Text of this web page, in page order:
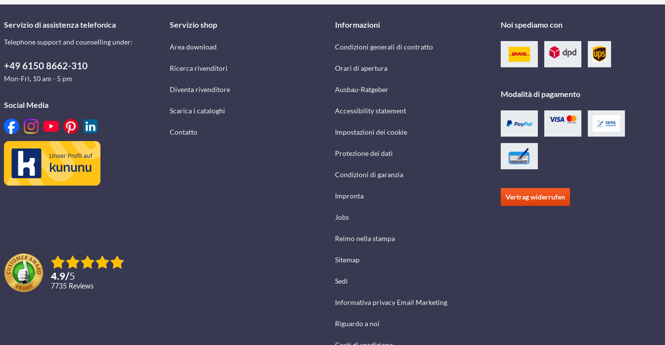
Servizio di assistenza telefonica
Telephone support and counselling under:
+49 6150 8662-310
Mon-Fri, 10 am - 5 pm
Social Media
4.9/5
7735 reviews
Servizio shop
Area download
Ricerca rivenditori
Diventa rivenditore
Scarica i cataloghi
Contatto
Informazioni
Condizioni generali di contratto
Orari di apertura
Ausbau-Ratgeber
Accessibility statement
Impostazioni dei cookie
Protezione dei dati
Condizioni di garanzia
Impronta
Jobs
Reimo nella stampa
Sitemap
Sedi
Informativa privacy Email Marketing
Riguardo a noi
Noi spediamo con
Modalità di pagamento
Vertrag widerrufen